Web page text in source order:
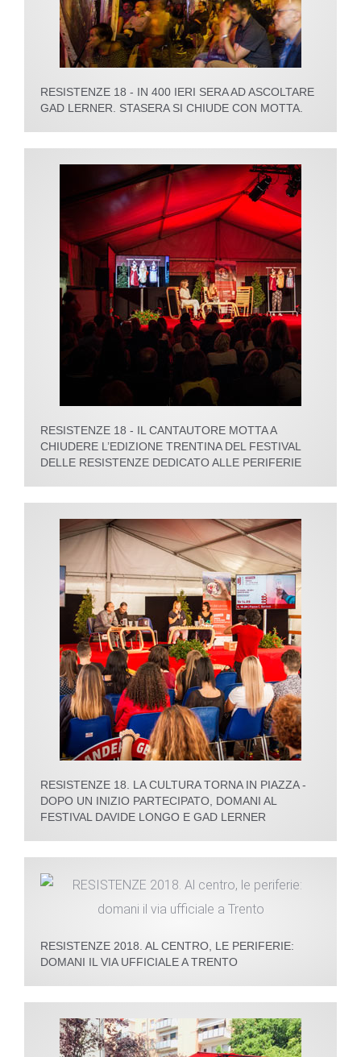
RESISTENZE 18 - IN 400 IERI SERA AD ASCOLTARE
GAD LERNER. STASERA SI CHIUDE CON MOTTA.
RESISTENZE 18 - IL CANTAUTORE MOTTA A
CHIUDERE L’EDIZIONE TRENTINA DEL FESTIVAL
DELLE RESISTENZE DEDICATO ALLE PERIFERIE
RESISTENZE 18. LA CULTURA TORNA IN PIAZZA -
DOPO UN INIZIO PARTECIPATO, DOMANI AL
FESTIVAL DAVIDE LONGO E GAD LERNER
RESISTENZE 2018. AL CENTRO, LE PERIFERIE:
DOMANI IL VIA UFFICIALE A TRENTO